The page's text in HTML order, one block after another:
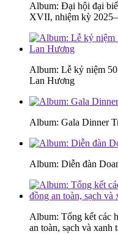
Album: Đại hội đại
XVII, nhiệm kỳ
Album: Lễ kỷ niệm
Lan Hương
Album: Gala Dinner
Album: Diễn đàn
Album: Tổng kết các
an toàn, sạch và